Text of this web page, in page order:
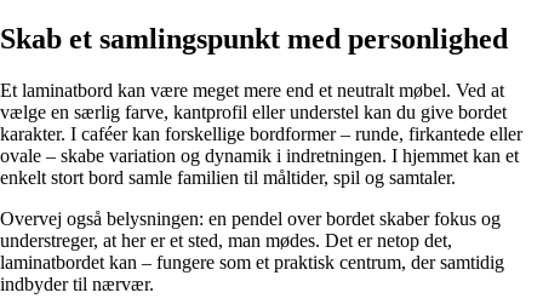
Skab et samlingspunkt med personlighed
Et laminatbord kan være meget mere end et neutralt møbel. Ved at
vælge en særlig farve, kantprofil eller understel kan du give bordet
karakter. I caféer kan forskellige bordformer – runde, firkantede eller
ovale – skabe variation og dynamik i indretningen. I hjemmet kan et
enkelt stort bord samle familien til måltider, spil og samtaler.
Overvej også belysningen: en pendel over bordet skaber fokus og
understreger, at her er et sted, man mødes. Det er netop det,
laminatbordet kan – fungere som et praktisk centrum, der samtidig
indbyder til nærvær.